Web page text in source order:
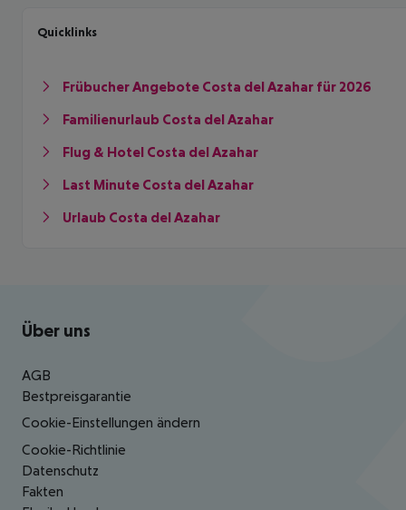
Quicklinks
Frübucher Angebote Costa del Azahar für 2026
Familienurlaub Costa del Azahar
Flug & Hotel Costa del Azahar
Last Minute Costa del Azahar
Urlaub Costa del Azahar
Footer navigation
Über uns
AGB
Bestpreisgarantie
Cookie-Einstellungen ändern
Cookie-Richtlinie
Datenschutz
Fakten